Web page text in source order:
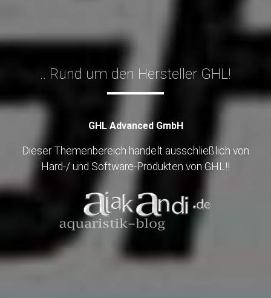
.. Rund um den Hersteller GHL!
GHL Advanced GmbH
Dieser Themenbereich handelt ausschließlich von
Hard-/ und Software-Produkten von GHL!!